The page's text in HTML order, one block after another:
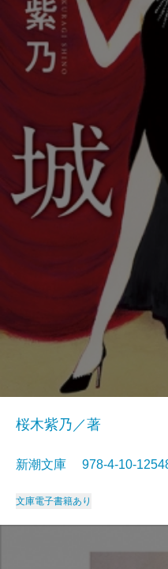
桜木紫乃／著
新潮文庫 978-4-10-
文庫電子書籍あり